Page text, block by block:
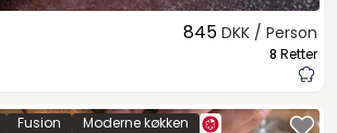
845 DKK / Person
8 Retter
Fusion Moderne køkken